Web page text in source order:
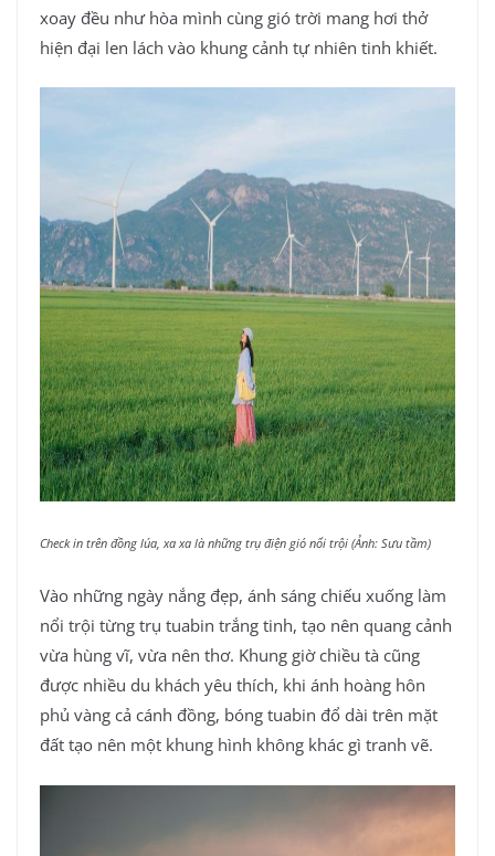
xoay đều như hòa mình cùng gió trời mang hơi thở
hiện đại len lách vào khung cảnh tự nhiên tinh khiết.
Check in trên đồng lúa, xa xa là những trụ điện gió nổi trội (Ảnh: Sưu tầm)
Vào những ngày nắng đẹp, ánh sáng chiếu xuống làm
nổi trội từng trụ tuabin trắng tinh, tạo nên quang cảnh
vừa hùng vĩ, vừa nên thơ. Khung giờ chiều tà cũng
được nhiều du khách yêu thích, khi ánh hoàng hôn
phủ vàng cả cánh đồng, bóng tuabin đổ dài trên mặt
đất tạo nên một khung hình không khác gì tranh vẽ.